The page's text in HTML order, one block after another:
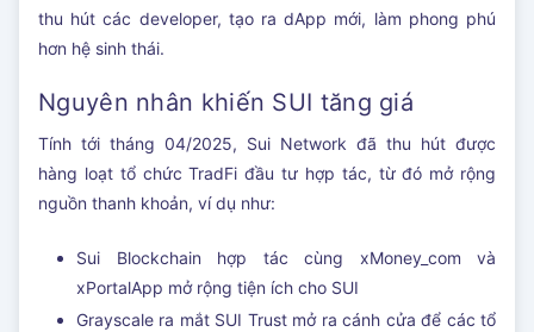
thu hút các developer, tạo ra dApp mới, làm phong phú
hơn hệ sinh thái.
Nguyên nhân khiến SUI tăng giá
Tính tới tháng 04/2025, Sui Network đã thu hút được
hàng loạt tổ chức TradFi đầu tư hợp tác, từ đó mở rộng
nguồn thanh khoản, ví dụ như:
Sui Blockchain hợp tác cùng xMoney_com và
xPortalApp mở rộng tiện ích cho SUI
Grayscale ra mắt SUI Trust mở ra cánh cửa để các tổ